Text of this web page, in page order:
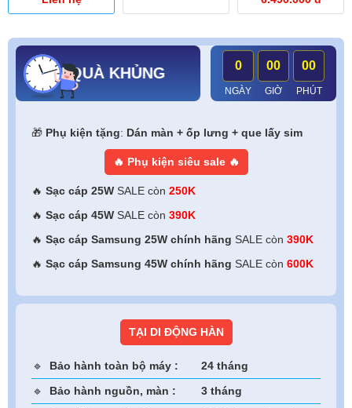
QUÀ KHỦNG 0
NGÀY
00
GIỜ
00
PHÚT
🎁 Phụ kiện tặng: Dán màn + ốp lưng + que lấy sim
🔥 Phụ kiện siêu sale 🔥
🔥 Sạc cáp 25W SALE còn 250K
🔥 Sạc cáp 45W SALE còn 390K
🔥 Sạc cáp Samsung 25W chính hãng SALE còn 390K
🔥 Sạc cáp Samsung 45W chính hãng SALE còn 600K
TẠI DI ĐỘNG HÀN
🔹 Bảo hành toàn bộ máy :
24 tháng
🔹 Bảo hành nguồn, màn :
3 tháng